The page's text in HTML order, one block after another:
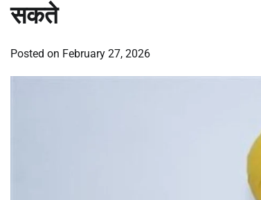
सकते
Posted on February 27, 2026